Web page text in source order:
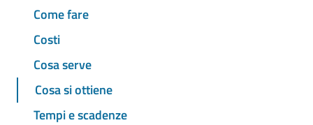
Come fare
Costi
Cosa serve
Cosa si ottiene
Tempi e scadenze